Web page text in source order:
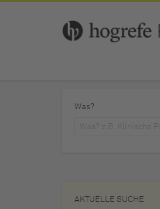
Was?
AKTUELLE SUCHE